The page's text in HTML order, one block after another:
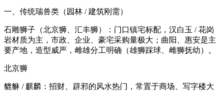
一、传统瑞兽类（园林 / 建筑刚需）
石雕狮子（北京狮、汇丰狮）：门口镇宅标配，汉白玉 / 花岗
岩材质为主，市政、企业、豪宅采购量极大；曲阳、惠安是主
要产地，造型威严，雌雄分工明确（雄狮踩球、雌狮抚幼）。
北京狮
貔貅 / 麒麟：招财、辟邪的风水热门，常置于商场、写字楼大